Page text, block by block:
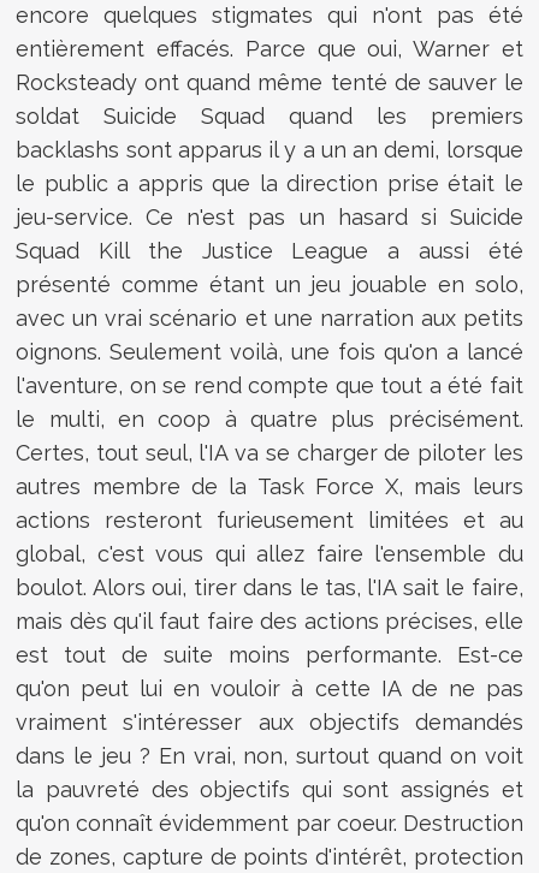
encore quelques stigmates qui n'ont pas été
entièrement effacés. Parce que oui, Warner et
Rocksteady ont quand même tenté de sauver le
soldat Suicide Squad quand les premiers
backlashs sont apparus il y a un an demi, lorsque
le public a appris que la direction prise était le
jeu-service. Ce n'est pas un hasard si Suicide
Squad Kill the Justice League a aussi été
présenté comme étant un jeu jouable en solo,
avec un vrai scénario et une narration aux petits
oignons. Seulement voilà, une fois qu'on a lancé
l'aventure, on se rend compte que tout a été fait
le multi, en coop à quatre plus précisément.
Certes, tout seul, l'IA va se charger de piloter les
autres membre de la Task Force X, mais leurs
actions resteront furieusement limitées et au
global, c'est vous qui allez faire l'ensemble du
boulot. Alors oui, tirer dans le tas, l'IA sait le faire,
mais dès qu'il faut faire des actions précises, elle
est tout de suite moins performante. Est-ce
qu'on peut lui en vouloir à cette IA de ne pas
vraiment s'intéresser aux objectifs demandés
dans le jeu ? En vrai, non, surtout quand on voit
la pauvreté des objectifs qui sont assignés et
qu'on connaît évidemment par coeur. Destruction
de zones, capture de points d'intérêt, protection